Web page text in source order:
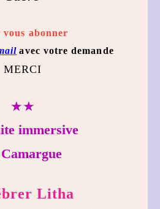
vous abonner
avec votre demande
MERCI
★★
immersive
Litha